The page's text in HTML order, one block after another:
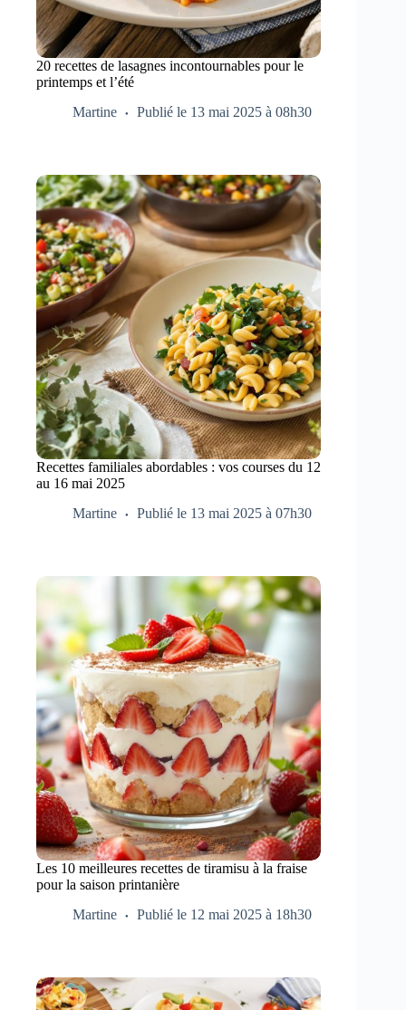
20 recettes de lasagnes incontournables pour le
printemps et l’été
Martine
Publié le 13 mai 2025 à 08h30
Recettes familiales abordables : vos courses du 12
au 16 mai 2025
Martine
Publié le 13 mai 2025 à 07h30
Les 10 meilleures recettes de tiramisu à la fraise
pour la saison printanière
Martine
Publié le 12 mai 2025 à 18h30